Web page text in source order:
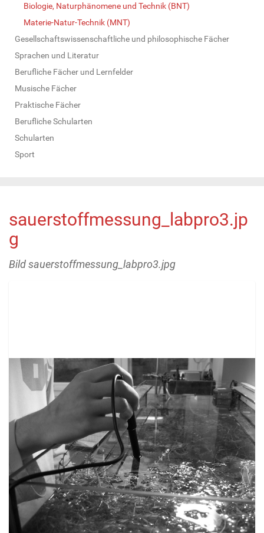
Biologie, Naturphänomene und Technik (BNT)
Materie-Natur-Technik (MNT)
Gesellschaftswissenschaftliche und philosophische Fächer
Sprachen und Literatur
Berufliche Fächer und Lernfelder
Musische Fächer
Praktische Fächer
Berufliche Schularten
Schularten
Sport
sauerstoffmessung_labpro3.jp
g
Bild sauerstoffmessung_labpro3.jpg